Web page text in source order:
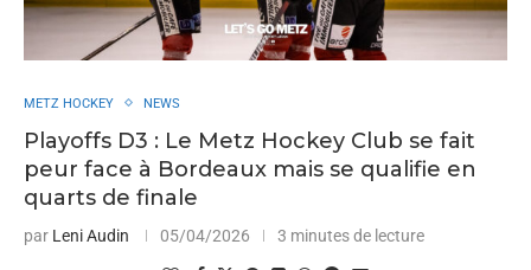
METZ HOCKEY NEWS
Playoffs D3 : Le Metz Hockey Club se fait
peur face à Bordeaux mais se qualifie en
quarts de finale
par Leni Audin 05/04/2026 3 minutes de lecture